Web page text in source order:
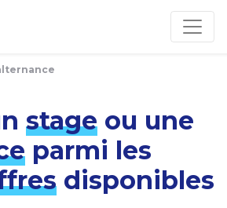
stage ou une
parmi les
disponibles
cookies